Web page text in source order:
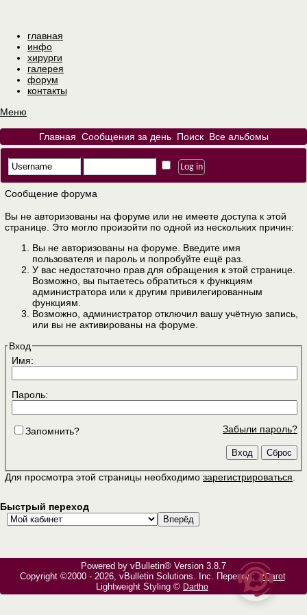
главная
инфо
хирурги
галерея
форум
контакты
Меню
Главная Сообщения за день Поиск Все альбомы
Сообщение форума
Вы не авторизованы на форуме или не имеете доступа к этой
странице. Это могло произойти по одной из нескольких причин:
Вы не авторизованы на форуме. Введите имя
пользователя и пароль и попробуйте ещё раз.
У вас недостаточно прав для обращения к этой странице.
Возможно, вы пытаетесь обратиться к функциям
администратора или к другим привилегированным
функциям.
Возможно, администратор отключил вашу учётную запись,
или вы не активированы на форуме.
Вход
Имя:
Пароль:
Забыли пароль?
Запомнить?
Для просмотра этой страницы необходимо зарегистрироваться
Быстрый переход
Powered by vBulletin® Version 3.8.7
Copyright ©2000 - 2026, vBulletin Solutions, Inc. Перевод: zCarot
Lightweight Styling © Dartho